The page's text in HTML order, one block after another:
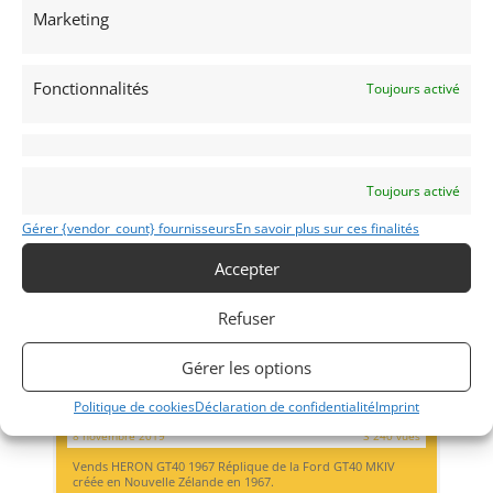
Marketing
Fonctionnalités Toujours activé
Toujours activé
Gérer {vendor_count} fournisseursEn savoir plus sur ces finalités
Accepter
Refuser
Gérer les options
Politique de cookiesDéclaration de confidentialitéImprint
14
MILTON KEYNES (ROYAUME-UNI (UK))
8 novembre 2019
3 240 vues
Vends HERON GT40 1967 Réplique de la Ford GT40 MKIV
créée en Nouvelle Zélande en 1967.